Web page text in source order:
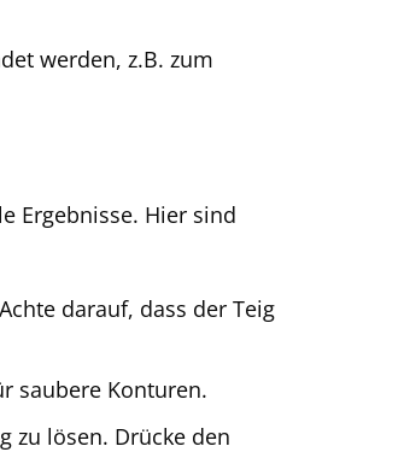
werden, z.B. zum
Ergebnisse. Hier sind
darauf, dass der Teig
saubere Konturen.
zu lösen. Drücke den